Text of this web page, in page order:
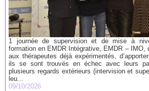
1 journée de supervision et de mise à
formation en EMDR Intégrative, EMDR – IMO,
aux thérapeutes déjà expérimentés,
ils se sont trouvés en échec avec leurs
plusieurs regards extérieurs (intervision et
leu...
09/10/2026